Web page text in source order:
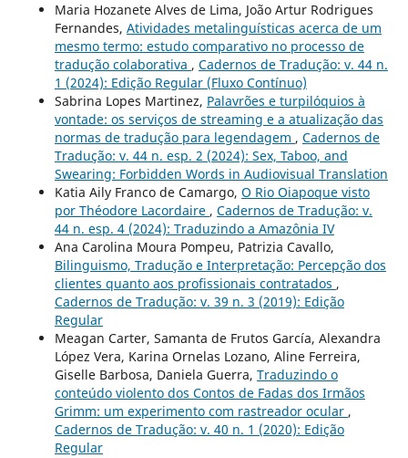
Maria Hozanete Alves de Lima, João Artur Rodrigues
Fernandes, Atividades metalinguísticas acerca de um
mesmo termo: estudo comparativo no processo de
tradução colaborativa , Cadernos de Tradução: v. 44 n.
1 (2024): Edição Regular (Fluxo Contínuo)
Sabrina Lopes Martinez, Palavrões e turpilóquios à
vontade: os serviços de streaming e a atualização das
normas de tradução para legendagem , Cadernos de
Tradução: v. 44 n. esp. 2 (2024): Sex, Taboo, and
Swearing: Forbidden Words in Audiovisual Translation
Katia Aily Franco de Camargo, O Rio Oiapoque visto
por Théodore Lacordaire , Cadernos de Tradução: v.
44 n. esp. 4 (2024): Traduzindo a Amazônia IV
Ana Carolina Moura Pompeu, Patrizia Cavallo,
Bilinguismo, Tradução e Interpretação: Percepção dos
clientes quanto aos profissionais contratados ,
Cadernos de Tradução: v. 39 n. 3 (2019): Edição
Regular
Meagan Carter, Samanta de Frutos García, Alexandra
López Vera, Karina Ornelas Lozano, Aline Ferreira,
Giselle Barbosa, Daniela Guerra, Traduzindo o
conteúdo violento dos Contos de Fadas dos Irmãos
Grimm: um experimento com rastreador ocular ,
Cadernos de Tradução: v. 40 n. 1 (2020): Edição
Regular